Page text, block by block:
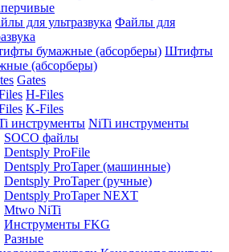
Файлы для
Штифты
(абсорберы)
Gates
H-Files
K-Files
NiTi инструменты
SOCO файлы
Dentsply ProFile
Dentsply ProTaper (машинные)
Dentsply ProTaper (ручные)
Dentsply ProTaper NEXT
Mtwo NiTi
Инструменты FKG
Разные